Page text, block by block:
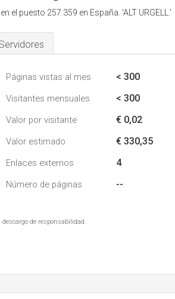
el puesto 257.359 en España. 'ALT URGELL.'
Páginas vistas al mes < 300
Visitantes mensuales < 300
Valor por visitante € 0,02
Valor estimado € 330,35
Enlaces externos 4
Número de páginas --
de responsabilidad.